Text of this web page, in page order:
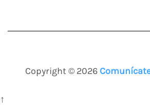
Copyright © 2026
↑